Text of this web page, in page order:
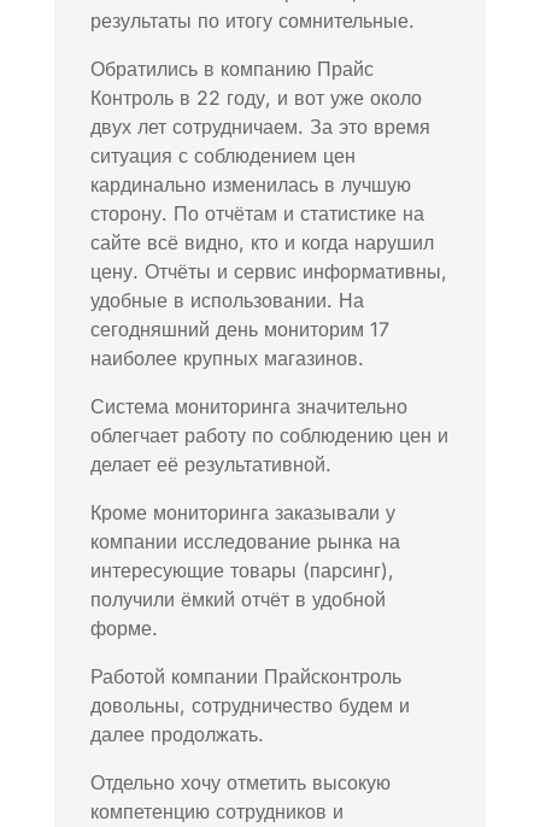
результаты по итогу сомнительные.
Обратились в компанию Прайс
Контроль в 22 году, и вот уже около
двух лет сотрудничаем. За это время
ситуация с соблюдением цен
кардинально изменилась в лучшую
сторону. По отчётам и статистике на
сайте всё видно, кто и когда нарушил
цену. Отчёты и сервис информативны,
удобные в использовании. На
сегодняшний день мониторим 17
наиболее крупных магазинов.
Система мониторинга значительно
облегчает работу по соблюдению цен и
делает её результативной.
Кроме мониторинга заказывали у
компании исследование рынка на
интересующие товары (парсинг),
получили ёмкий отчёт в удобной
форме.
Работой компании Прайсконтроль
довольны, сотрудничество будем и
далее продолжать.
Отдельно хочу отметить высокую
компетенцию сотрудников и